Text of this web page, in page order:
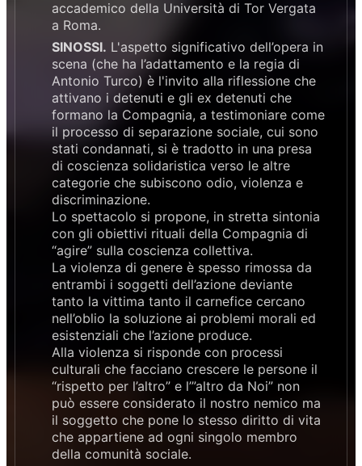
accademico della Università di Tor Vergata
a Roma.
SINOSSI. L'aspetto significativo dell’opera in
scena (che ha l’adattamento e la regia di
Antonio Turco) è l'invito alla riflessione che
attivano i detenuti e gli ex detenuti che
formano la Compagnia, a testimoniare come
il processo di separazione sociale, cui sono
stati condannati, si è tradotto in una presa
di coscienza solidaristica verso le altre
categorie che subiscono odio, violenza e
discriminazione.
Lo spettacolo si propone, in stretta sintonia
con gli obiettivi rituali della Compagnia di
“agire” sulla coscienza collettiva.
La violenza di genere è spesso rimossa da
entrambi i soggetti dell’azione deviante
tanto la vittima tanto il carnefice cercano
nell’oblio la soluzione ai problemi morali ed
esistenziali che l’azione produce.
Alla violenza si risponde con processi
culturali che facciano crescere le persone il
“rispetto per l’altro” e l’”altro da Noi” non
può essere considerato il nostro nemico ma
il soggetto che pone lo stesso diritto di vita
che appartiene ad ogni singolo membro
della comunità sociale.